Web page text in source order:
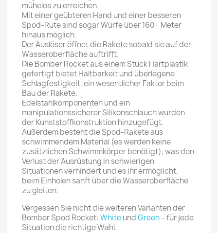
mühelos zu erreichen.
Mit einer geübteren Hand und einer besseren
Spod-Rute sind sogar Würfe über 160+ Meter
hinaus möglich.
Der Auslöser öffnet die Rakete sobald sie auf der
Wasseroberfläche auftrifft.
Die Bomber Rocket aus einem Stück Hartplastik
gefertigt bietet Haltbarkeit und überlegene
Schlagfestigkeit, ein wesentlicher Faktor beim
Bau der Rakete.
Edelstahlkomponenten und ein
manipulationssicherer Silikonschlauch wurden
der Kunststoffkonstruktion hinzugefügt.
Außerdem besteht die Spod-Rakete aus
schwimmendem Material (es werden keine
zusätzlichen Schwimmkörper benötigt), was den
Verlust der Ausrüstung in schwierigen
Situationen verhindert und es ihr ermöglicht,
beim Einholen sanft über die Wasseroberfläche
zu gleiten.
Vergessen Sie nicht die weiteren Varianten der
Bomber Spod Rocket: WhiteundGreen– für jede
Situation die richtige Wahl.